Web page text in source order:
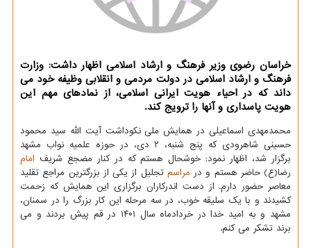
خراسان رضوی وزیر فرهنگ و ارشاد اسلامی اظهار داشت: وزارت
فرهنگ و ارشاد اسلامی در دولت مردمی و انقلابی وظیفه خود می
داند که در احیاء هویت ایرانی اسلامی، از نمادهای مهم این
هویت پاسداری و آنها را ترویج کند.
محمدمهدی اسماعیلی در همایش ملی نکوداشت آیت الله سید محمود
حسینی شاهرودی که پنج شنبه، ۲ دی، در حوزه علمیه نواب مشهد
برگزار شد، اظهار نمود: خوشحال هستم که در کنار مضجع شریف امام
رضا(ع) حاضر هستم و در مراسم تجلیل از یکی از بزرگترین مراجع تقلید
معاصر حضور دارم. از دست اندرکاران برگزاری این همایش که زحمت
کشیدند و با یک سلیقه خوب، در سه مرحله این کار بزرگ را در سمنان،
مشهد و به امید خدا در خردادماه سال ۱۴۰۱ در قم پیش بردند و می
برند تشکر می کنم.